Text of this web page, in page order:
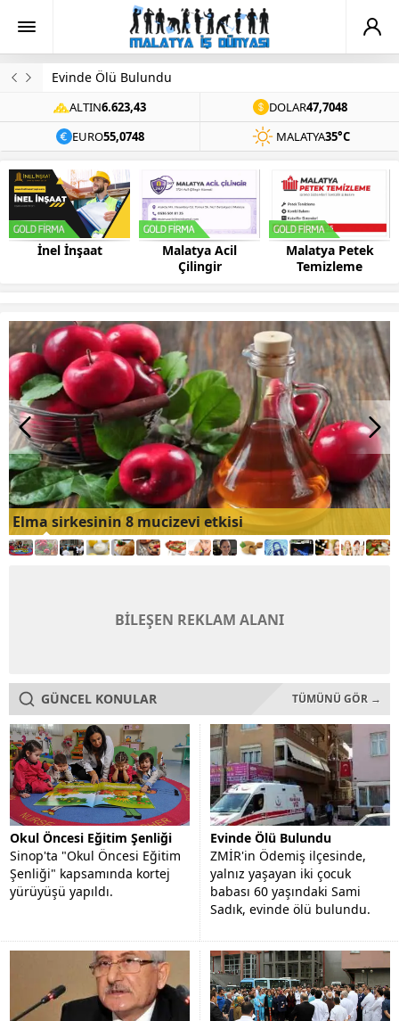
Evinde Ölü Bulundu
ALTIN6.623,43 DOLAR47,7048
EURO55,0748 MALATYA35°C
Malatya Acil
Malatya Petek
Temizleme
Bilsis Bilgisayar
Elma sirkesinin 8 mucizevi etkisi
BİLEŞEN REKLAM ALANI
GÜNCEL KONULAR TÜMÜNÜ GÖR →
Okul Öncesi Eğitim Şenliği
Sinop'ta "Okul Öncesi Eğitim
Şenliği" kapsamında kortej
yürüyüşü yapıldı.
Evinde Ölü Bulundu
ZMİR'in Ödemiş ilçesinde,
yalnız yaşayan iki çocuk
babası 60 yaşındaki Sami
Sadık, evinde ölü bulundu.